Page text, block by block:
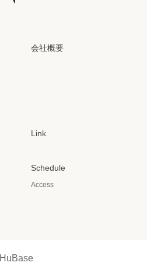
会社概要
Link
Schedule
Access
HuBase